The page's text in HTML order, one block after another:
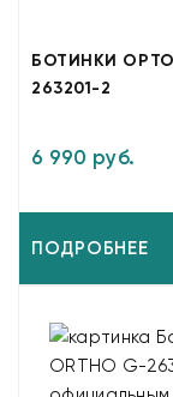
БОТИНКИ
263201-2
6 990 руб.
ПОДРОБНЕЕ